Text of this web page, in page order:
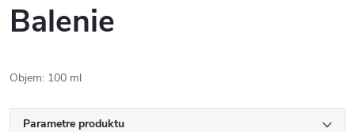
Balenie
Objem: 100 ml
Parametre produktu